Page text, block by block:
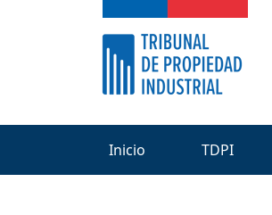
Inicio TDPI